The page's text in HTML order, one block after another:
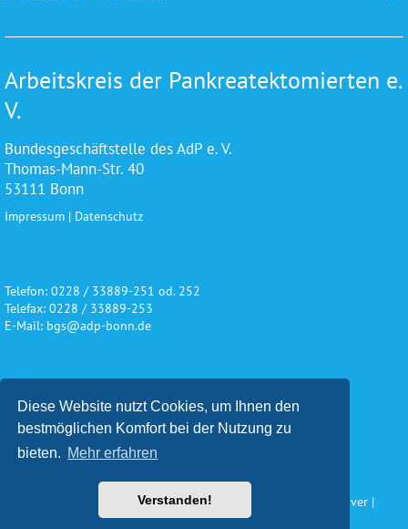
Diese Website nutzt Cookies, um Ihnen den
bestmöglichen Komfort bei der Nutzung zu
bieten. Mehr erfahren
Verstanden!
Arbeitskreis der Pankreatektomierten e.
V.
Bundesgeschäftstelle des AdP e. V.
Thomas-Mann-Str. 40
53111 Bonn
Impressum | Datenschutz
Telefon: 0228 / 33889-251 od. 252
Telefax: 0228 / 33889-253
E-Mail: bgs@adp-bonn.de
Wir danken für die freundliche
Unterstützung und Förderung
Konzeption und Gestaltung: Impuls Werbeagentur, Hannover |
www.werbeagentur-impuls.de